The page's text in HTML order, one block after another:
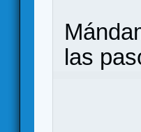
las